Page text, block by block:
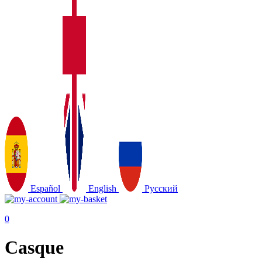
Español English Русский
0
Casque